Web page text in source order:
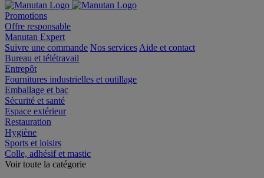
Promotions
Offre responsable
Manutan Expert
Suivre une commande Nos services Aide et contact
Bureau et télétravail
Entrepôt
Fournitures industrielles et outillage
Emballage et bac
Sécurité et santé
Espace extérieur
Restauration
Hygiène
Sports et loisirs
Colle, adhésif et mastic
Voir toute la catégorie